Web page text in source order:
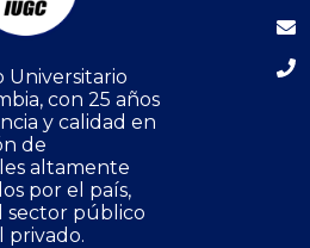
Universitario
con 25 años
y calidad en
de
altamente
por el país,
sector público
privado.